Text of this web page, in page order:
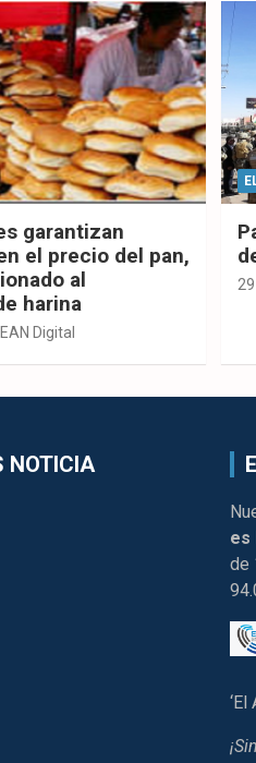
garantizan
el precio del pan,
al
harina
EAN Digital
NOTICIA
es
de